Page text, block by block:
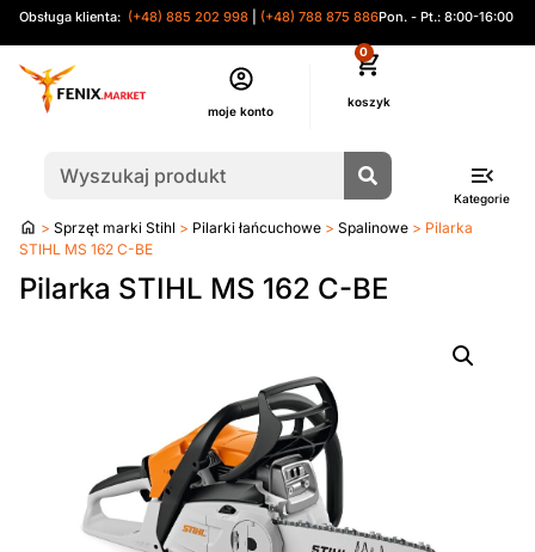
Obsługa klienta: (+48) 885 202 998 (+48) 788 875 886Pon. - Pt.: 8:00-16:00
moje konto
0
Kategorie
Strona
główna
> Sprzęt marki Stihl > Pilarki łańcuchowe > Spalinowe > Pilarka
STIHL MS 162 C-BE
Pilarka STIHL MS 162 C-BE